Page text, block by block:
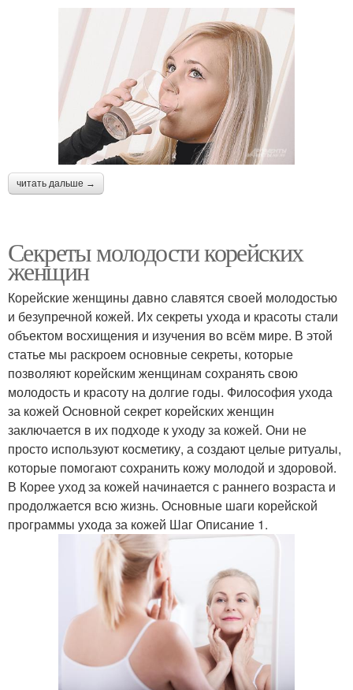
читать дальше →
Секреты молодости корейских
женщин
Корейские женщины давно славятся своей молодостью
и безупречной кожей. Их секреты ухода и красоты стали
объектом восхищения и изучения во всём мире. В этой
статье мы раскроем основные секреты, которые
позволяют корейским женщинам сохранять свою
молодость и красоту на долгие годы. Философия ухода
за кожей Основной секрет корейских женщин
заключается в их подходе к уходу за кожей. Они не
просто используют косметику, а создают целые ритуалы,
которые помогают сохранить кожу молодой и здоровой.
В Корее уход за кожей начинается с раннего возраста и
продолжается всю жизнь. Основные шаги корейской
программы ухода за кожей Шаг Описание 1.